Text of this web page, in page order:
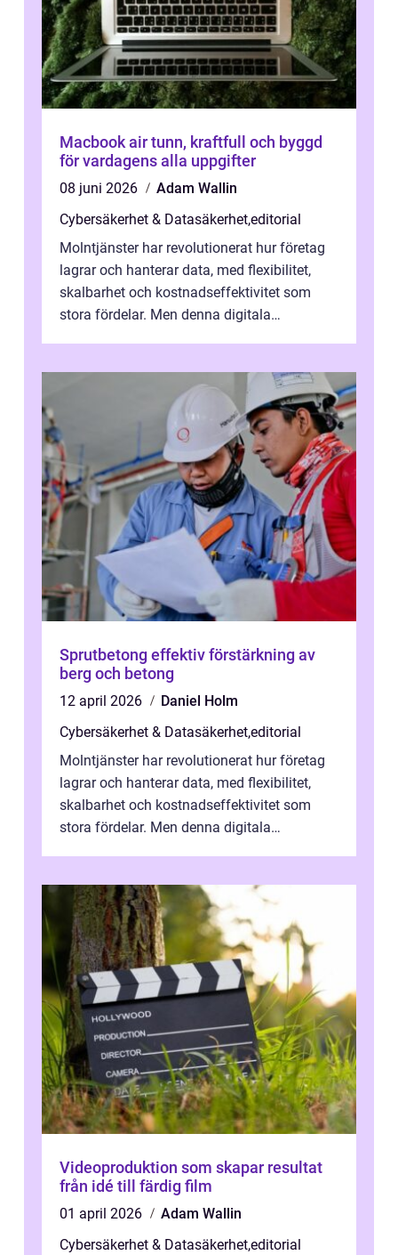
Macbook air tunn, kraftfull och byggd
för vardagens alla uppgifter
08 juni 2026
Adam Wallin
Cybersäkerhet & Datasäkerhet,editorial
Molntjänster har revolutionerat hur företag
lagrar och hanterar data, med flexibilitet,
skalbarhet och kostnadseffektivitet som
stora fördelar. Men denna digitala
Sprutbetong effektiv förstärkning av
berg och betong
12 april 2026
Daniel Holm
Cybersäkerhet & Datasäkerhet,editorial
Molntjänster har revolutionerat hur företag
lagrar och hanterar data, med flexibilitet,
skalbarhet och kostnadseffektivitet som
stora fördelar. Men denna digitala
Videoproduktion som skapar resultat
från idé till färdig film
01 april 2026
Adam Wallin
Cybersäkerhet & Datasäkerhet,editorial